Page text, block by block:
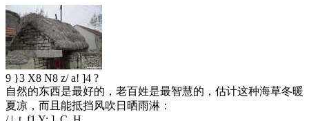
9 }3 X8 N8 z/ a! ]4 ?
自然的东西是最好的，老百姓是最智慧的，估计这种海草冬暖
夏凉，而且能抵挡风吹日晒雨淋：